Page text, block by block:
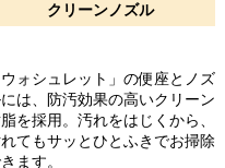
クリーンノズル
ウォシュレット」の便座とノズ
は、防汚効果の高いクリーン
を採用。汚れをはじくから、
てもサッとひとふきでお掃除
ます。